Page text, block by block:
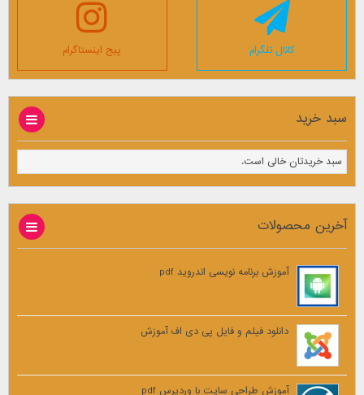
کانال تلگرام پیج اینستاگرام
سبد خرید
سبد خریدتان خالی است.
آخرین محصولات
آموزش برنامه نویسی اندروید pdf
دانلود فیلم و فایل پی دی اف آموزش
آموزش طراحی سایت با وردپرس pdf